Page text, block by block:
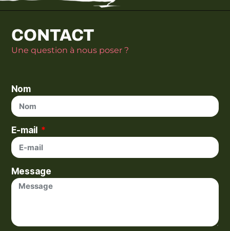
CONTACT
Une question à nous poser ?
Nom
E-mail
Message